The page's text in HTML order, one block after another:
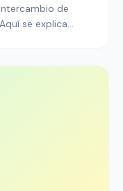
de
se explica